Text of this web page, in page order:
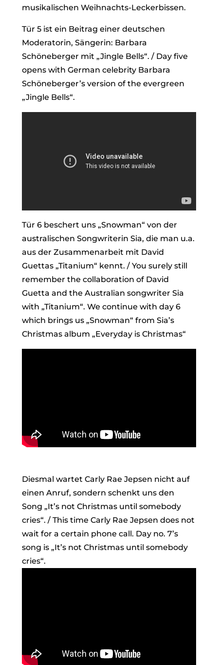
musikalischen Weihnachts-Leckerbissen.
Tür 5 ist ein Beitrag einer deutschen
Moderatorin, Sängerin: Barbara
Schöneberger mit „Jingle Bells“. / Day five
opens with German celebrity Barbara
Schöneberger’s version of the evergreen
„Jingle Bells“.
Tür 6 beschert uns „Snowman“ von der
australischen Songwriterin Sia, die man u.a.
aus der Zusammenarbeit mit David
Guettas „Titanium“ kennt. / You surely still
remember the collaboration of David
Guetta and the Australian songwriter Sia
with „Titanium“. We continue with day 6
which brings us „Snowman“ from Sia’s
Christmas album „Everyday is Christmas“
Diesmal wartet Carly Rae Jepsen nicht auf
einen Anruf, sondern schenkt uns den
Song „It’s not Christmas until somebody
cries“. / This time Carly Rae Jepsen does not
wait for a certain phone call. Day no. 7’s
song is „It’s not Christmas until somebody
cries“.